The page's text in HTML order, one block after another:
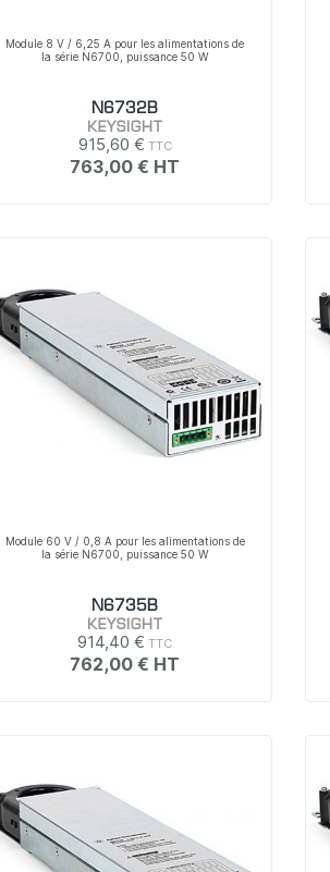
Module 8 V / 6,25 A pour les alimentations de
la série N6700, puissance 50 W
N6732B
KEYSIGHT
915,60 €
763,00 €
Module 60 V / 0,8 A pour les alimentations de
la série N6700, puissance 50 W
N6735B
KEYSIGHT
914,40 €
762,00 €